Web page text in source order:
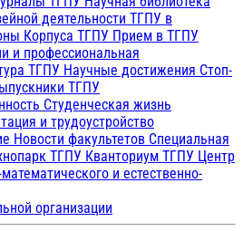
деятельности ТГПУ в
Корпуса ТГПУ Прием в ТГПУ
и профессиональная
ТГПУ Научные достижения Стоп-
ТГПУ
Студенческая жизнь
и трудоустройство
Новости факультетов Специальная
ТГПУ Кванториум ТГПУ Центр
и естественно-
организации